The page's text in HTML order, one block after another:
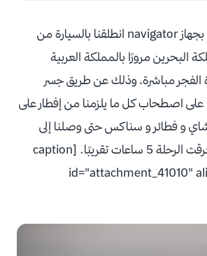
كانت السيارة مزودة بجهاز navigator انطلقنا بالسيارة من
البحرين مرورًا بالمملكة العربية
الفجر مباشرة، وذلك عن طريق جسر
اصطحاب كل ما يلزمنا من إفطار على
و فطائر و سناكس حتى وصلنا إلى
حدود البحرين استغرقت الرحلة 5 ساعات تقريبًا. [caption
id="attachment_41010"